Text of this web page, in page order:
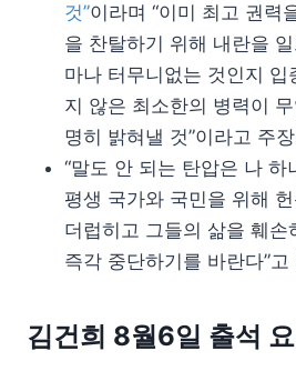
것”이라며 “이미 최고 권력
을 찬탈하기 위해 내란을
마나 터무니없는 것인지
지 않은 최소한의 병력이
명히 밝혀낼 것”이라고 주
“말도 안 되는 탄압은 나 하
평생 국가와 국민을 위해
더럽히고 그들의 삶을 훼손
즉각 중단하기를 바란다”고
김건희 8월6일 출석